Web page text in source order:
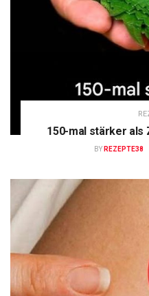
150-mal stärker als
BY REZEPTE38